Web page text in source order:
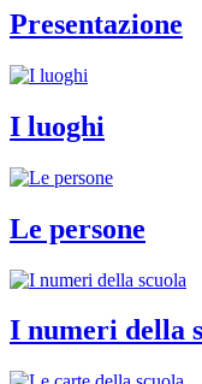
Presentazione
I luoghi
Le persone
I numeri della